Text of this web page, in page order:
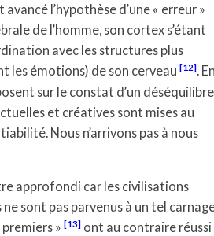
l’hypothèse d’une « erreur »
de l’homme, son cortex s’étant
avec les structures plus
les émotions) de son cerveau [12].
sur le constat d’un
et créatives sont mises au
Nous n’arrivons pas à nous
approfondi car les civilisations
sont pas parvenus à un tel
» [13] ont au contraire réussi